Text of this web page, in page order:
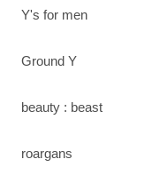
Y's for men
Ground Y
beauty : beast
roargans